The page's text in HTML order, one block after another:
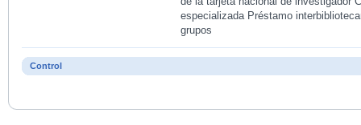
especializada Préstamo
grupos
Control